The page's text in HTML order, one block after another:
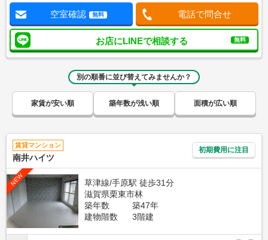
空室確認 無料 電話で問合せ
お店にLINEで相談する 無料
別の順番に並び替えてみませんか？
家賃が安い順 築年数が浅い順 面積が広い順
賃貸マンション
南井ハイツ
初期費用に注目
NEW
草津線/手原駅 徒歩31分
滋賀県栗東市林
築年数
築47年
建物階数
3階建